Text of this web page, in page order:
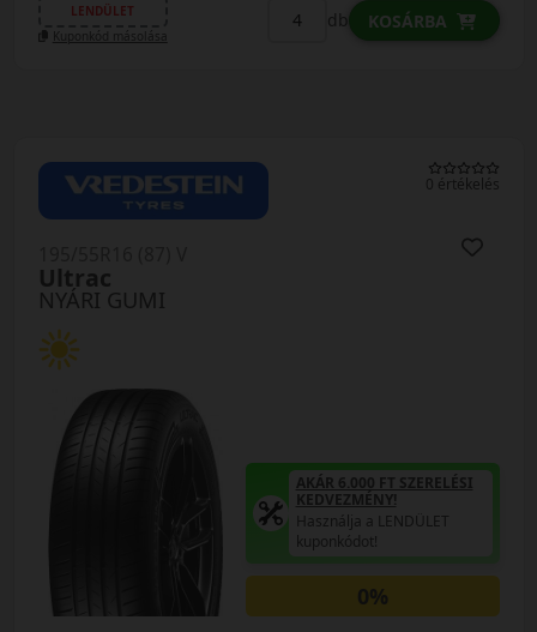
LENDÜLET
Kuponkód másolása
db KOSÁRBA
0 értékelés
NYÁRI GUMI
Ultrac
AKÁR 6.000 FT SZERELÉSI
KEDVEZMÉNY!
Használja a LENDÜLET
kuponkódot!
0%